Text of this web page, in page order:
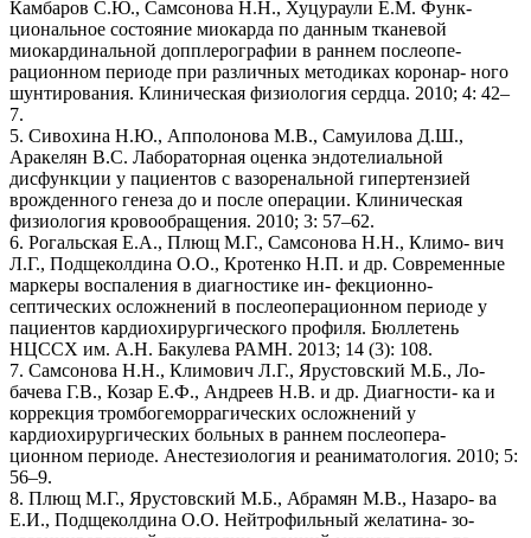
Камбаров С.Ю., Самсонова Н.Н., Хуцураули Е.М. Функ-
циональное состояние миокарда по данным тканевой
миокардинальной допплерографии в раннем послеопе-
рационном периоде при различных методиках коронар- ного
шунтирования. Клиническая физиология сердца. 2010; 4: 42–
7.
5. Сивохина Н.Ю., Апполонова М.В., Самуилова Д.Ш.,
Аракелян В.С. Лабораторная оценка эндотелиальной
дисфункции у пациентов с вазоренальной гипертензией
врожденного генеза до и после операции. Клиническая
физиология кровообращения. 2010; 3: 57–62.
6. Рогальская Е.А., Плющ М.Г., Самсонова Н.Н., Климо- вич
Л.Г., Подщеколдина О.О., Кротенко Н.П. и др. Современные
маркеры воспаления в диагностике ин- фекционно-
септических осложнений в послеоперационном периоде у
пациентов кардиохирургического профиля. Бюллетень
НЦССХ им. А.Н. Бакулева РАМН. 2013; 14 (3): 108.
7. Самсонова Н.Н., Климович Л.Г., Ярустовский М.Б., Ло-
бачева Г.В., Козар Е.Ф., Андреев Н.В. и др. Диагности- ка и
коррекция тромбогеморрагических осложнений у
кардиохирургических больных в раннем послеопера-
ционном периоде. Анестезиология и реаниматология. 2010; 5:
56–9.
8. Плющ М.Г., Ярустовский М.Б., Абрамян М.В., Назаро- ва
Е.И., Подщеколдина О.О. Нейтрофильный желатина- зо-